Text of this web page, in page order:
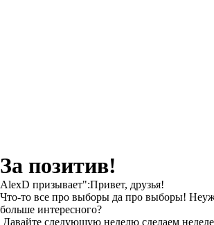
За позитив!
AlexD призывает":Привет, друзья!
Что-то все про выборы да про выборы!
больше интересного?
Давайте следующую неделю сделаем